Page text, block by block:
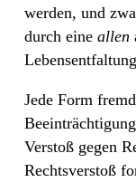
werden, und
durch eine allen
Jede Form
Verstoß gegen
Rechtsverstoß